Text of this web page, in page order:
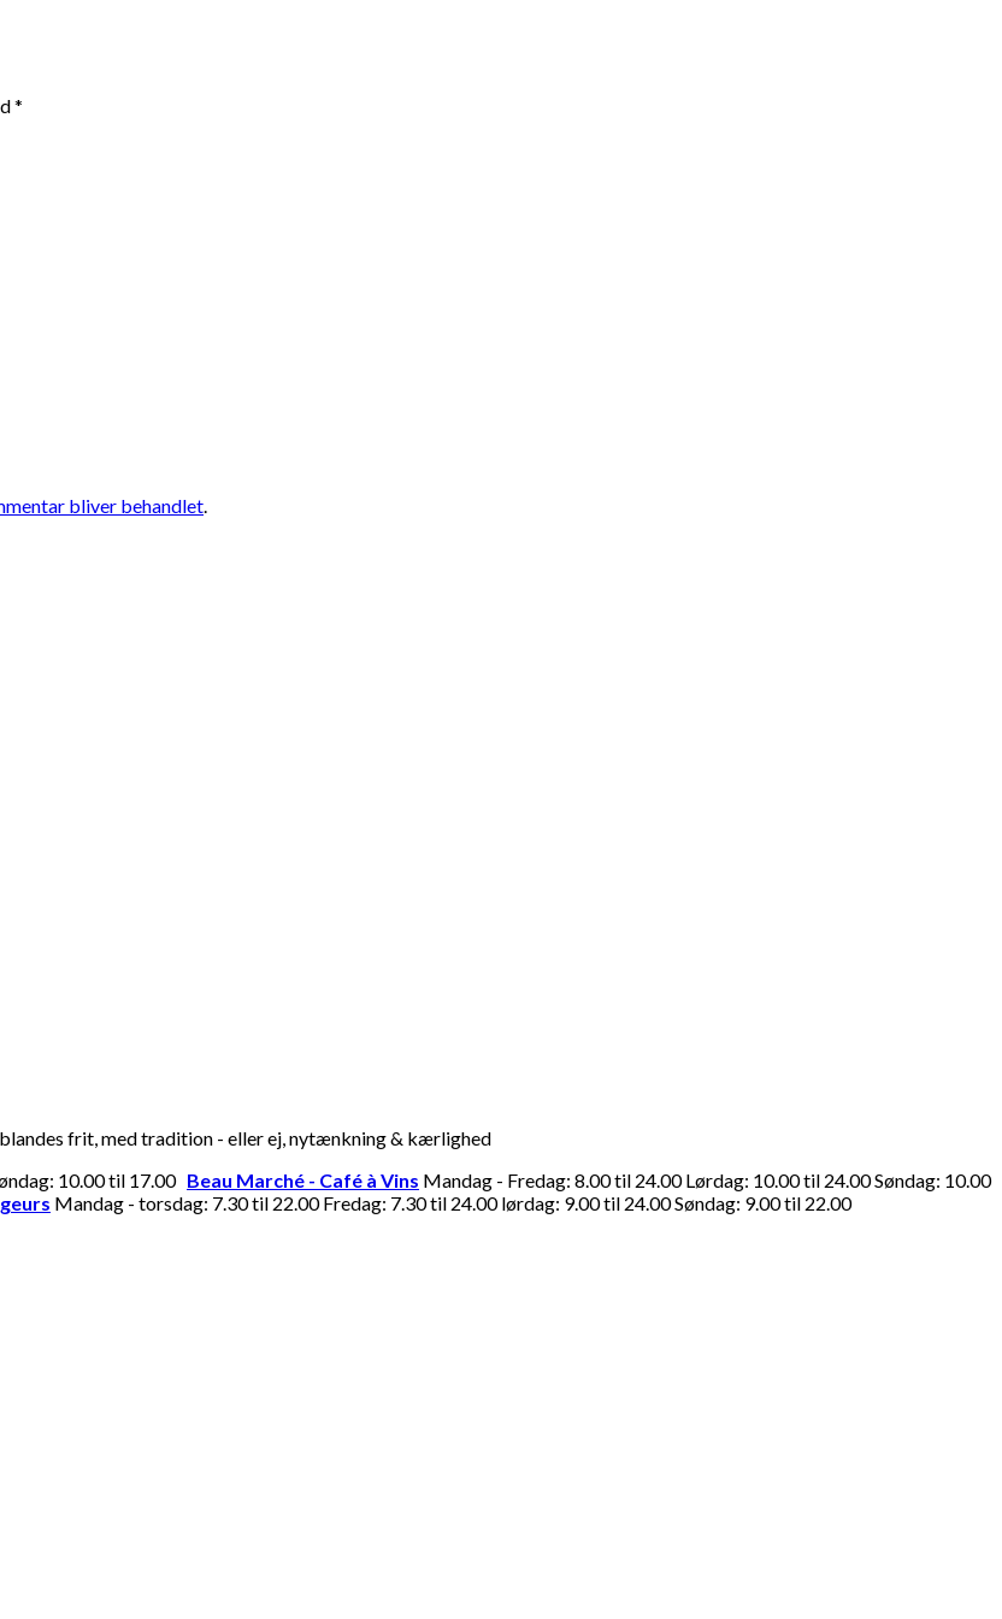
*
bliver behandlet.
frit, med tradition - eller ej, nytænkning & kærlighed
10.00 til 17.00 Beau Marché - Café à Vins Mandag - Fredag: 8.00 til 24.00 Lørdag: 10.00 til 24.00 Søndag: 10.00
Mandag - torsdag: 7.30 til 22.00 Fredag: 7.30 til 24.00 lørdag: 9.00 til 24.00 Søndag: 9.00 til 22.00